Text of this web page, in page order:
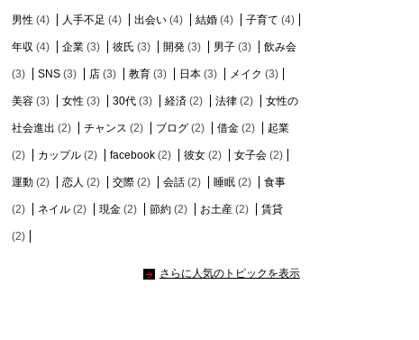
男性 (4) 人手不足 (4) 出会い (4) 結婚 (4) 子育て (4)
年収 (4) 企業 (3) 彼氏 (3) 開発 (3) 男子 (3) 飲み会
(3) SNS (3) 店 (3) 教育 (3) 日本 (3) メイク (3)
美容 (3) 女性 (3) 30代 (3) 経済 (2) 法律 (2) 女性の
社会進出 (2) チャンス (2) ブログ (2) 借金 (2) 起業
(2) カップル (2) facebook (2) 彼女 (2) 女子会 (2)
運動 (2) 恋人 (2) 交際 (2) 会話 (2) 睡眠 (2) 食事
(2) ネイル (2) 現金 (2) 節約 (2) お土産 (2) 賃貸
(2)
さらに人気のトピックを表示